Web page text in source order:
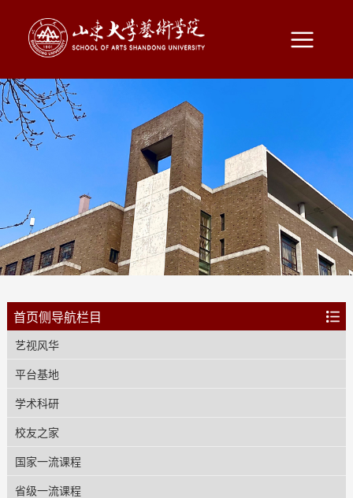
首页侧导航栏目
艺视风华
平台基地
学术科研
校友之家
国家一流课程
省级一流课程